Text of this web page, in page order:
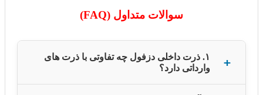
سوالات متداول (FAQ)
۱. ذرت داخلی دزفول چه تفاوتی با ذرت‌ های
وارداتی دارد؟